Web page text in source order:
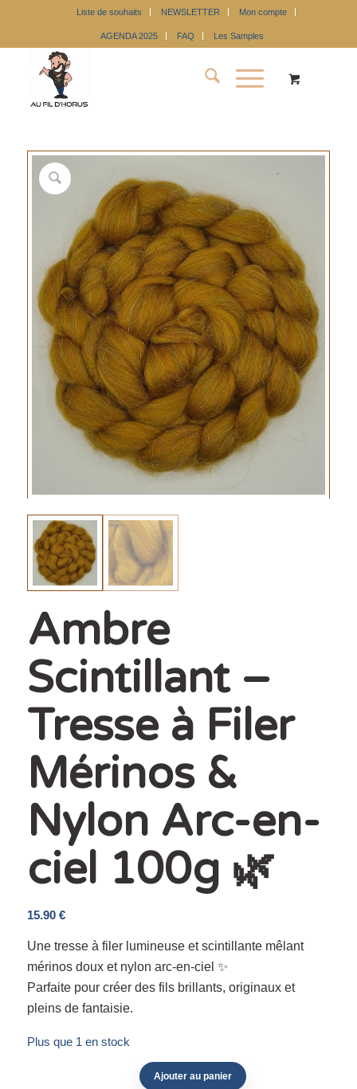
Liste de souhaits NEWSLETTER Mon compte
AGENDA 2025 FAQ Les Samples
Ambre
Scintillant –
Tresse à Filer
Mérinos &
Nylon Arc-en-
ciel 100g 🌿
15.90 €
Une tresse à filer lumineuse et scintillante mêlant
mérinos doux et nylon arc-en-ciel ✨
Parfaite pour créer des fils brillants, originaux et
pleins de fantaisie.
Plus que 1 en stock
Ajouter au panier